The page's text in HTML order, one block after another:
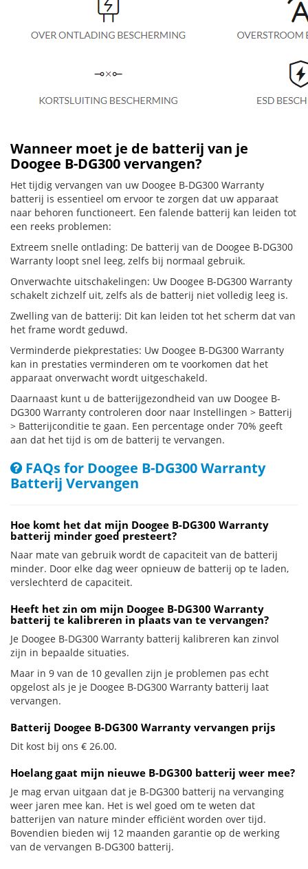
Wanneer moet je de batterij van je
Doogee B-DG300 vervangen?
Het tijdig vervangen van uw Doogee B-DG300 Warranty
batterij is essentieel om ervoor te zorgen dat uw apparaat
naar behoren functioneert. Een falende batterij kan leiden tot
een reeks problemen:
Extreem snelle ontlading: De batterij van de Doogee B-DG300
Warranty loopt snel leeg, zelfs bij normaal gebruik.
Onverwachte uitschakelingen: Uw Doogee B-DG300 Warranty
schakelt zichzelf uit, zelfs als de batterij niet volledig leeg is.
Zwelling van de batterij: Dit kan leiden tot het scherm dat van
het frame wordt geduwd.
Verminderde piekprestaties: Uw Doogee B-DG300 Warranty
kan in prestaties verminderen om te voorkomen dat het
apparaat onverwacht wordt uitgeschakeld.
Daarnaast kunt u de batterijgezondheid van uw Doogee B-
DG300 Warranty controleren door naar Instellingen > Batterij
> Batterijconditie te gaan. Een percentage onder 70% geeft
aan dat het tijd is om de batterij te vervangen.
FAQs for Doogee B-DG300 Warranty
Batterij Vervangen
Hoe komt het dat mijn Doogee B-DG300 Warranty
batterij minder goed presteert?
Naar mate van gebruik wordt de capaciteit van de batterij
minder. Door elke dag weer opnieuw de batterij op te laden,
verslechterd de capaciteit.
Heeft het zin om mijn Doogee B-DG300 Warranty
batterij te kalibreren in plaats van te vervangen?
Je Doogee B-DG300 Warranty batterij kalibreren kan zinvol
zijn in bepaalde situaties.
Maar in 9 van de 10 gevallen zijn je problemen pas echt
opgelost als je je Doogee B-DG300 Warranty batterij laat
vervangen.
Batterij Doogee B-DG300 Warranty vervangen prijs
Dit kost bij ons € 26.00.
Hoelang gaat mijn nieuwe B-DG300 batterij weer mee?
Je mag ervan uitgaan dat je B-DG300 batterij na vervanging
weer jaren mee kan. Het is wel goed om te weten dat
batterijen van nature minder efficiënt worden over tijd.
Bovendien bieden wij 12 maanden garantie op de werking
van de vervangen B-DG300 batterij.